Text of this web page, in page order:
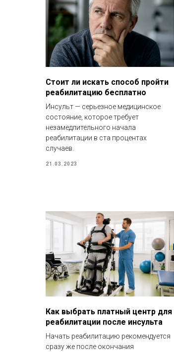
Стоит ли искать способ пройти
реабилитацию бесплатно
Инсульт — серьезное медицинское
состояние, которое требует
незамедлительного начала
реабилитации в ста процентах
случаев.
21.03.2023
Как выбрать платный центр для
реабилитации после инсульта
Начать реабилитацию рекомендуется
сразу же после окончания